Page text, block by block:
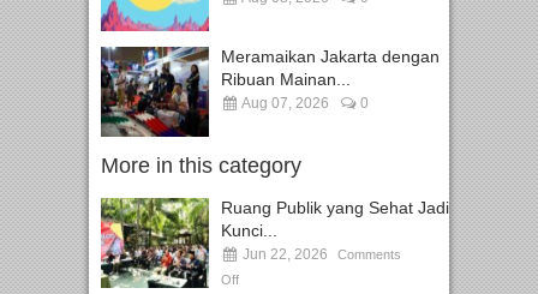
Meramaikan Jakarta dengan
Ribuan Mainan...
Aug 07, 2026 0
More in this category
Ruang Publik yang Sehat Jadi
Kunci...
Jun 22, 2026
Comments
Off